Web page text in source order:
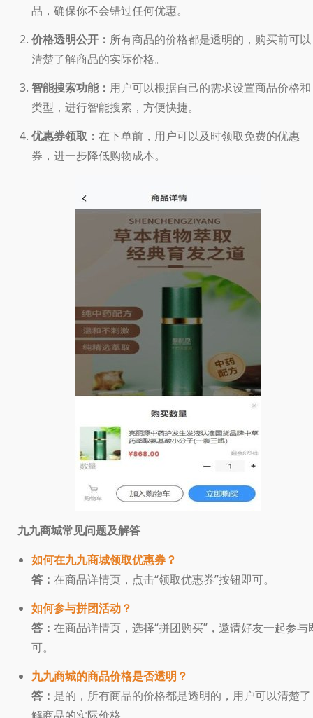
品，确保你不会错过任何优惠。
价格透明公开： 所有商品的价格都是透明的，购买前可以
清楚了解商品的实际价格。
智能搜索功能： 用户可以根据自己的需求设置商品价格和
类型，进行智能搜索，方便快捷。
优惠券领取： 在下单前，用户可以及时领取免费的优惠
券，进一步降低购物成本。
九九商城常见问题及解答
如何在九九商城领取优惠券？
答： 在商品详情页，点击“领取优惠券”按钮即可。
如何参与拼团活动？
答： 在商品详情页，选择“拼团购买”，邀请好友一起参与
可。
九九商城的商品价格是否透明？
答： 是的，所有商品的价格都是透明的，用户可以清楚了